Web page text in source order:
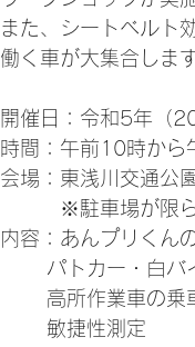
また、シートベルト
働く車が大集合しま
開催日：令和5年（
時間：午前10時から
会場：東浅川交通公
※駐車場が限られ
内容：あんプリくん
　パトカー・白
　高所作業車の
    　敏捷性測定